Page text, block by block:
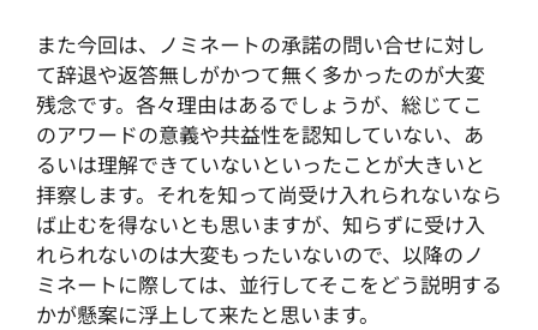
また今回は、ノミネートの承諾の問い合せに対し
て辞退や返答無しがかつて無く多かったのが大変
残念です。各々理由はあるでしょうが、総じてこ
のアワードの意義や共益性を認知していない、あ
るいは理解できていないといったことが大きいと
拝察します。それを知って尚受け入れられないなら
ば止むを得ないとも思いますが、知らずに受け入
れられないのは大変もったいないので、以降のノ
ミネートに際しては、並行してそこをどう説明する
かが懸案に浮上して来たと思います。